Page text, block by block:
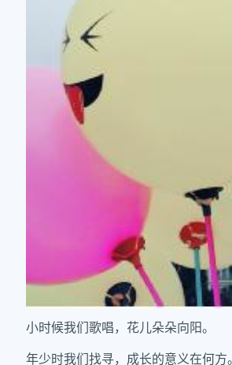
小时候我们歌唱，花儿朵朵向阳。
年少时我们找寻，成长的意义在何方